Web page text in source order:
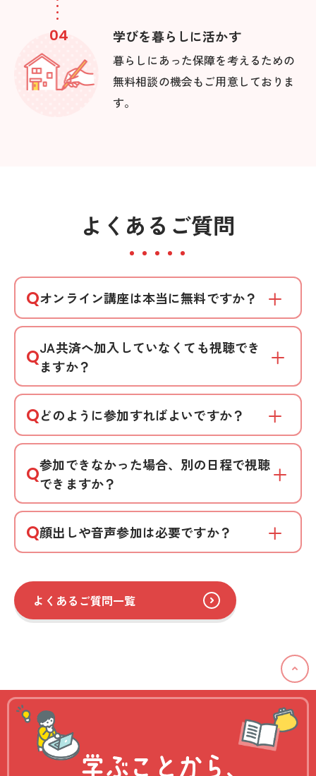
04 学びを暮らしに活かす
暮らしにあった保障を考えるための
無料相談の機会もご用意しておりま
す。
よくあるご質問
Qオンライン講座は本当に無料ですか？
QJA共済へ加入していなくても視聴でき
ますか？
Qどのように参加すればよいですか？
Q参加できなかった場合、別の日程で視聴
できますか？
Q顔出しや音声参加は必要ですか？
よくあるご質問一覧